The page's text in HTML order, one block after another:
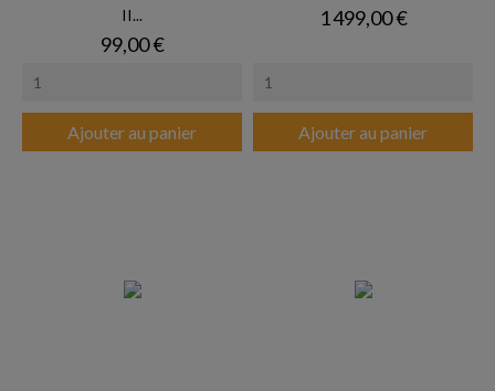
II...
Prix
99,00 €
Ajouter au panier
Prix
1 499,00 €
Ajouter au panier